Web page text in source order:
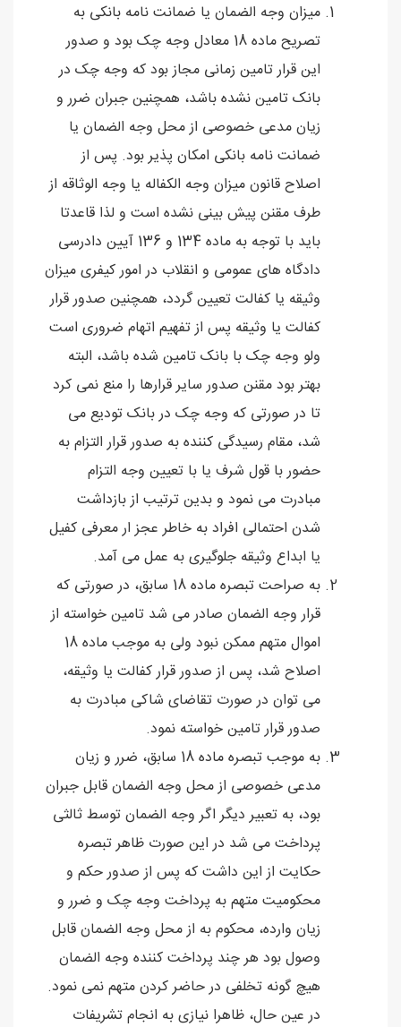
میزان وجه الضمان یا ضمانت نامه بانکی به
تصریح ماده 18 معادل وجه چک بود و صدور
این قرار تامین زمانی مجاز بود که وجه چک در
بانک تامین نشده باشد، همچنین جبران ضرر و
زیان مدعی خصوصی از محل وجه الضمان یا
ضمانت نامه بانکی امکان پذیر بود. پس از
اصلاح قانون میزان وجه الکفاله یا وجه الوثاقه از
طرف مقنن پیش بینی نشده است و لذا قاعدتا
باید با توجه به ماده 134 و 136 آیین دادرسی
دادگاه های عمومی و انقلاب در امور کیفری میزان
وثیقه یا کفالت تعیین گردد، همچنین صدور قرار
کفالت یا وثیقه پس از تفهیم اتهام ضروری است
ولو وجه چک با بانک تامین شده باشد، البته
بهتر بود مقنن صدور سایر قرارها را منع نمی کرد
تا در صورتی که وجه چک در بانک تودیع می
شد، مقام رسیدگی کننده به صدور قرار التزام به
حضور با قول شرف یا با تعیین وجه التزام
مبادرت می نمود و بدین ترتیب از بازداشت
شدن احتمالی افراد به خاطر عجز ار معرفی کفیل
یا ابداع وثیقه جلوگیری به عمل می آمد.
به صراحت تبصره ماده 18 سابق، در صورتی که
قرار وجه الضمان صادر می شد تامین خواسته از
اموال متهم ممکن نبود ولی به موجب ماده 18
اصلاح شد، پس از صدور قرار کفالت یا وثیقه،
می توان در صورت تقاضای شاکی مبادرت به
صدور قرار تامین خواسته نمود.
به موجب تبصره ماده 18 سابق، ضرر و زیان
مدعی خصوصی از محل وجه الضمان قابل جبران
بود، به تعبیر دیگر اگر وجه الضمان توسط ثالثی
پرداخت می شد در این صورت ظاهر تبصره
حکایت از این داشت که پس از صدور حکم و
محکومیت متهم به پرداخت وجه چک و ضرر و
زیان وارده، محکوم به از محل وجه الضمان قابل
وصول بود هر چند پرداخت کننده وجه الضمان
هیچ گونه تخلفی در حاضر کردن متهم نمی نمود.
در عین حال، ظاهرا نیازی به انجام تشریفات